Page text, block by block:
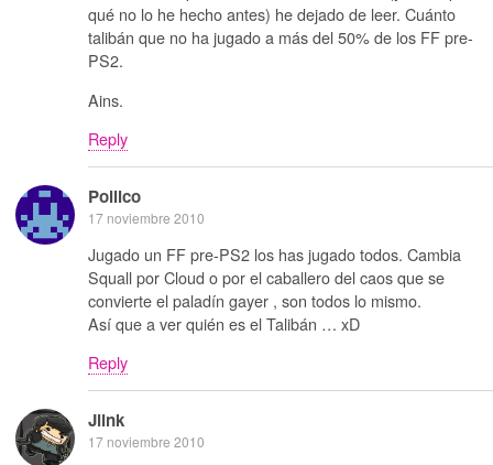
qué no lo he hecho antes) he dejado de leer. Cuánto
talibán que no ha jugado a más del 50% de los FF pre-
PS2.
Ains.
Reply
Pollico
17 noviembre 2010
Jugado un FF pre-PS2 los has jugado todos. Cambia
Squall por Cloud o por el caballero del caos que se
convierte el paladín gayer , son todos lo mismo.
Así que a ver quién es el Talibán … xD
Reply
Jlink
17 noviembre 2010